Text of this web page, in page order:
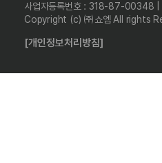
사업자등록번호 : 318-87-00348 |
Copyright (c) ㈜쇼엠 All rights
[개인정보처리방침]